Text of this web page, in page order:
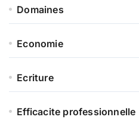
Domaines
Economie
Ecriture
Efficacite professionnelle